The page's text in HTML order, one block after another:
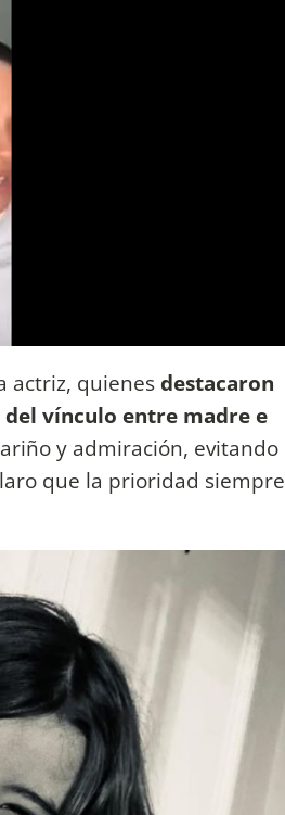
actriz, quienesdestacaron
del vínculo entre madre e
y admiración, evitando
que la prioridad siempre